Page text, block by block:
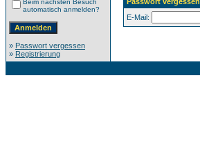
Beim nächsten Besuch
automatisch anmelden?
» Passwort vergessen
» Registrierung
E-Mail: